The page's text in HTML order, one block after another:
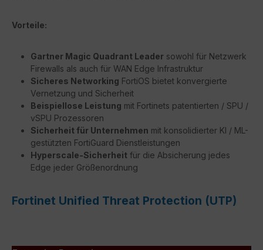
Vorteile:
Gartner Magic Quadrant Leader sowohl für Netzwerk
Firewalls als auch für WAN Edge Infrastruktur
Sicheres Networking FortiOS bietet konvergierte
Vernetzung und Sicherheit
Beispiellose Leistung mit Fortinets patentierten / SPU /
vSPU Prozessoren
Sicherheit für Unternehmen mit konsolidierter KI / ML-
gestützten FortiGuard Dienstleistungen
Hyperscale-Sicherheit für die Absicherung jedes
Edge jeder Größenordnung
Fortinet Unified Threat Protection (UTP)